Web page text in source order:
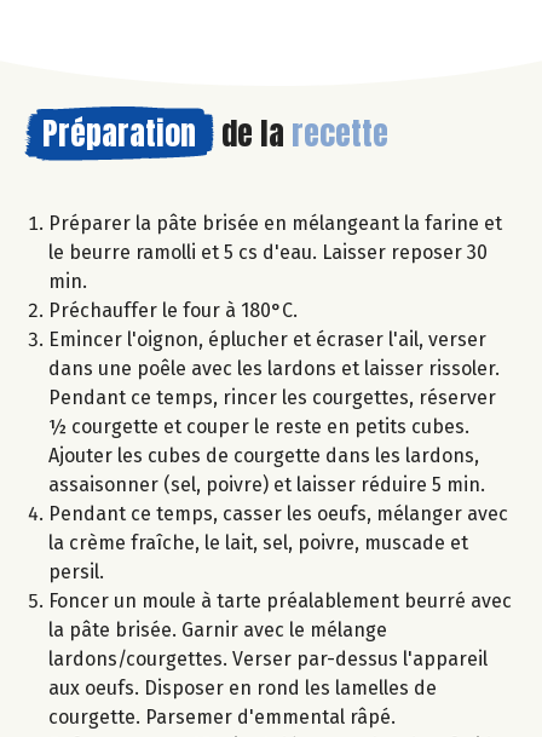
Préparation de la recette
Préparer la pâte brisée en mélangeant la farine et
le beurre ramolli et 5 cs d'eau. Laisser reposer 30
min.
Préchauffer le four à 180°C.
Emincer l'oignon, éplucher et écraser l'ail, verser
dans une poêle avec les lardons et laisser rissoler.
Pendant ce temps, rincer les courgettes, réserver
½ courgette et couper le reste en petits cubes.
Ajouter les cubes de courgette dans les lardons,
assaisonner (sel, poivre) et laisser réduire 5 min.
Pendant ce temps, casser les oeufs, mélanger avec
la crème fraîche, le lait, sel, poivre, muscade et
persil.
Foncer un moule à tarte préalablement beurré avec
la pâte brisée. Garnir avec le mélange
lardons/courgettes. Verser par-dessus l'appareil
aux oeufs. Disposer en rond les lamelles de
courgette. Parsemer d'emmental râpé.